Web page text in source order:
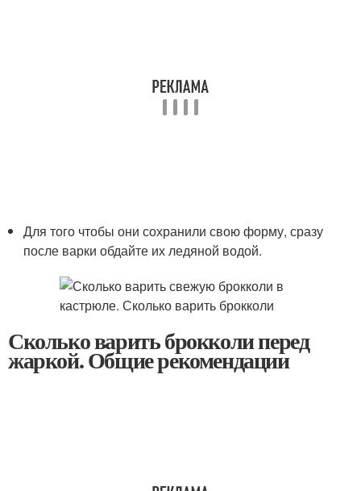
Для того чтобы они сохранили свою форму, сразу
после варки обдайте их ледяной водой.
Сколько варить брокколи перед
жаркой. Общие рекомендации